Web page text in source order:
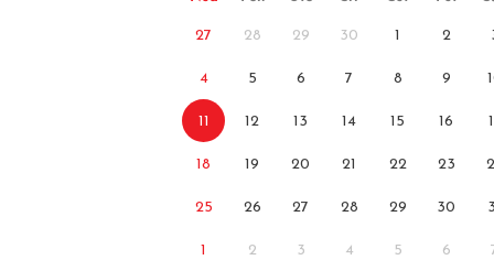
27 28 29 30 1 2
4 5 6 7 8 9
11 12 13 14 15 16
18 19 20 21 22 23
25 26 27 28 29 30
1 2 3 4 5 6